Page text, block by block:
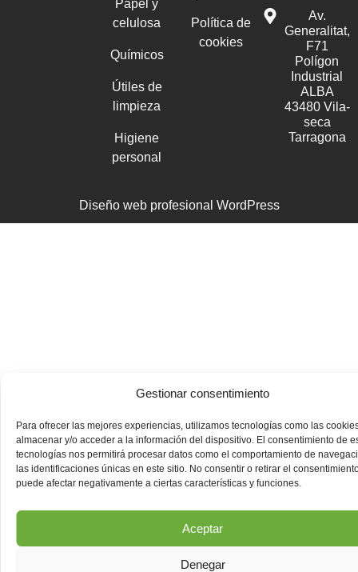
Gestionar consentimiento
Para ofrecer las mejores experiencias, utilizamos tecnologías como las
almacenar y/o acceder a la información del dispositivo. El consentimiento de
tecnologías nos permitirá procesar datos como el comportamiento de
las identificaciones únicas en este sitio. No consentir o retirar el
puede afectar negativamente a ciertas características y funciones.
Aceptar
Denegar
Papel y
celulosa
Químicos
Útiles de
limpieza
Higiene
personal
Política de
cookies
Av.
Generalitat,
F71
Polígon
Industrial
ALBA
43480 Vila-
seca
Tarragona
Diseño web profesional WordPress